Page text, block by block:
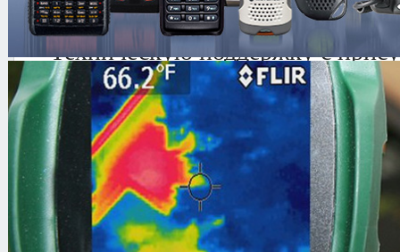
Пуско-наладочные работы
Техническую поддержку с
объекте
Условия аренды:
Частные организации - залог за
оборудование.
Государственные организации –
гарантийное письмо .